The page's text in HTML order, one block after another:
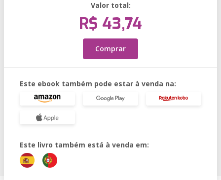
Valor total:
R$ 43,74
Comprar
Este ebook também pode estar à venda na:
Este livro também está à venda em: